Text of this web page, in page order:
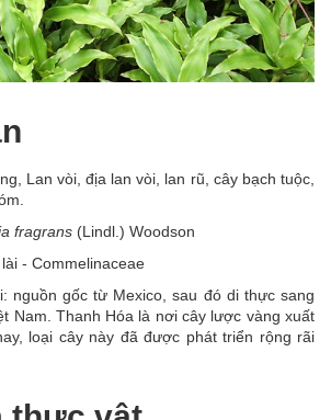
Lan vòi, địa lan vòi, lan rũ, cây bạch tuộc,
fragrans (Lindl.) Woodson
- Commelinaceae
nguồn gốc từ Mexico, sau đó di thực sang
Nam. Thanh Hóa là nơi cây lược vàng xuất
loại cây này đã được phát triển rộng rãi